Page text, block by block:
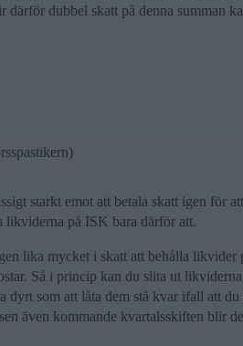
därför dubbel skatt på denna summan
starkt emot att betala skatt igen för
likviderna på ISK bara därför att.
lika mycket i skatt att behålla
Så i princip kan du slita ut
dyrt som att låta dem stå kvar ifall att
även kommande kvartalsskiften blir